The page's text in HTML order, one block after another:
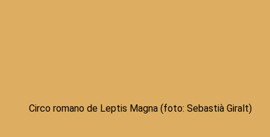
Circo romano de Leptis Magna (foto: Sebastià Giralt)